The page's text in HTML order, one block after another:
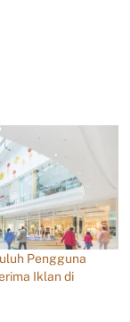
Pengguna
Iklan di